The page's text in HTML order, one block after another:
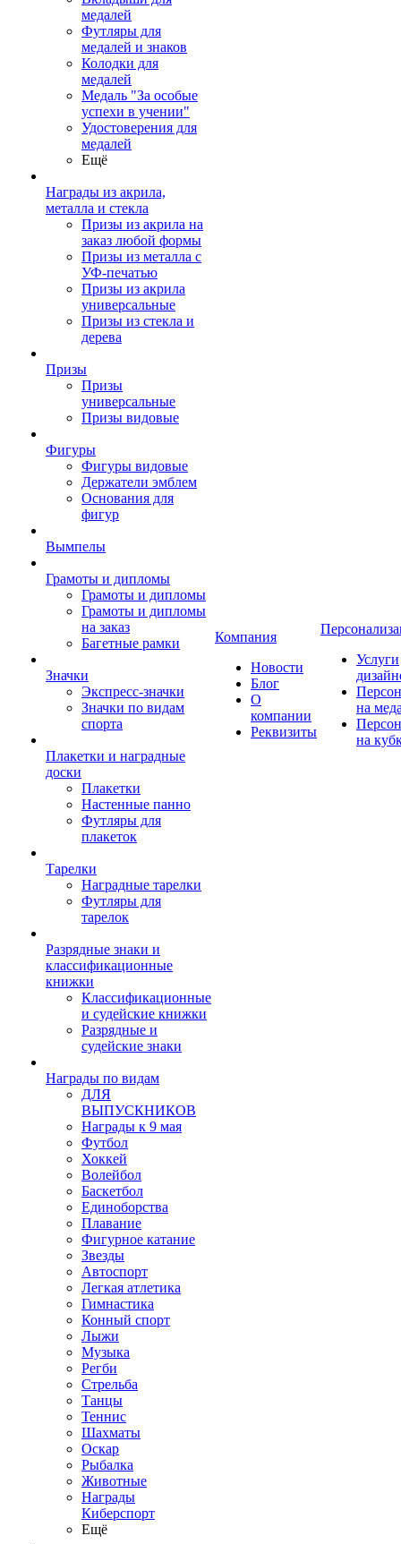
медалей
Футляры для
медалей и знаков
Колодки для
медалей
Медаль "За особые
успехи в учении"
Удостоверения для
медалей
Ещё
Награды из акрила,
металла и стекла
Призы из акрила на
заказ любой формы
Призы из металла с
УФ-печатью
Призы из акрила
универсальные
Призы из стекла и
дерева
Призы
Призы
универсальные
Призы видовые
Фигуры
Фигуры видовые
Держатели эмблем
Основания для
фигур
Вымпелы
Грамоты и дипломы
Грамоты и дипломы
Грамоты и дипломы
на заказ
Багетные рамки
Значки
Экспресс-значки
Значки по видам
спорта
Плакетки и наградные
доски
Плакетки
Настенные панно
Футляры для
плакеток
Тарелки
Наградные тарелки
Футляры для
тарелок
Разрядные знаки и
классификационные
книжки
Классификационные
и судейские книжки
Разрядные и
судейские знаки
Награды по видам
ДЛЯ
ВЫПУСКНИКОВ
Награды к 9 мая
Футбол
Хоккей
Волейбол
Баскетбол
Единоборства
Плавание
Фигурное катание
Звезды
Автоспорт
Легкая атлетика
Гимнастика
Конный спорт
Лыжи
Музыка
Регби
Стрельба
Танцы
Теннис
Шахматы
Оскар
Рыбалка
Животные
Награды
Киберспорт
Ещё
Компания
Новости
Блог
О
компании
Реквизиты
Услуги
на
на